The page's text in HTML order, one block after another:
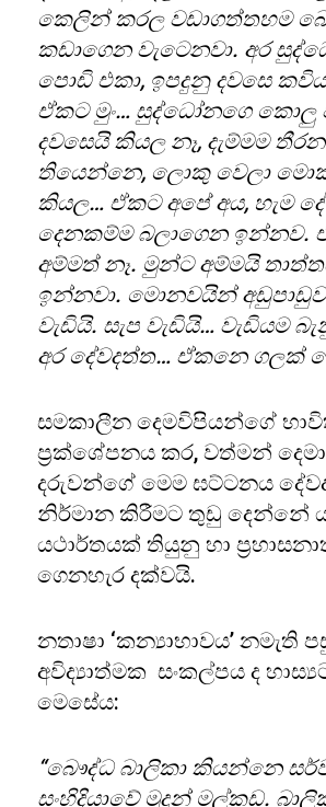
කෙලින් කරල වඩාගත්තහම
කඩාගෙන වැටෙනවා. අර
පොඩි එකා, ඉපදුනු දවසෙ
ඒකට මුං… සුද්ධෝනගෙ කොලු
දවසෙයි කියල නෑ, දැම්මම
තියෙන්නෙ, ලොකු වෙලා
කියල… ඒකට අපේ අය, හැම
දෙනකම්ම බලාගෙන ඉන්නව.
අම්මත් නෑ. මුන්ට අම්මයි
ඉන්නවා. මොනවයින්
වැඩියි. සැප වැඩියි… වැඩියම
අර දේවදත්ත… ඒකනෙ ගලක්
සමකාලීන දෙමවිපියන්ගේ
ප්‍රක්ශේපනය කර, වත්මන්
දරුවන්ගේ මෙම ඝට්ටනය
නිර්මාන කිරීමට තුඩු දෙන්නේ
යථාර්තයක් තියුනු හා
ගෙනහැර දක්වයි.
නතාෂා ‘කන්‍යාභාවය’ නමැති
අවිද්‍යාත්මක සංකල්පය ද
මෙසේය:
“බෞද්ධ බාලිකා කියන්නෙ
සංහිදියාවේ මුදුන් මල්කඩ.